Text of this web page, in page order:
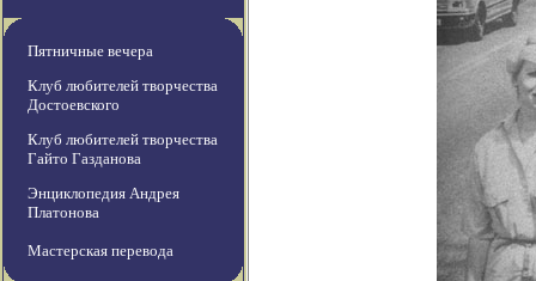
Пятничные вечера
Клуб любителей творчества
Достоевского
Клуб любителей творчества
Гайто Газданова
Энциклопедия Андрея
Платонова
Мастерская перевода